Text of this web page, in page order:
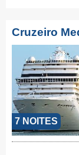
Cruzeiro
7 NOITES